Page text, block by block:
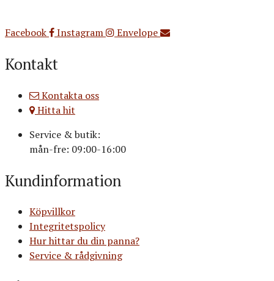
Facebook
Instagram Envelope
Kontakt
Kontakta oss
Hitta hit
Service & butik:
mån-fre: 09:00-16:00
Kundinformation
Köpvillkor
Integritetspolicy
Hur hittar du din panna?
Service & rådgivning